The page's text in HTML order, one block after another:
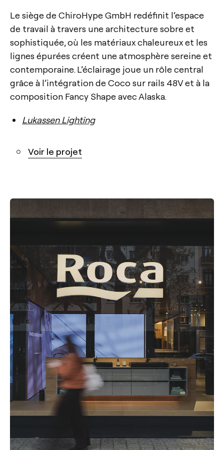
Le siège de ChiroHype GmbH redéfinit l’espace
de travail à travers une architecture sobre et
sophistiquée, où les matériaux chaleureux et les
lignes épurées créent une atmosphère sereine et
contemporaine. L’éclairage joue un rôle central
grâce à l’intégration de Coco sur rails 48V et à la
composition Fancy Shape avec Alaska.
Lukassen Lighting
Voir le projet